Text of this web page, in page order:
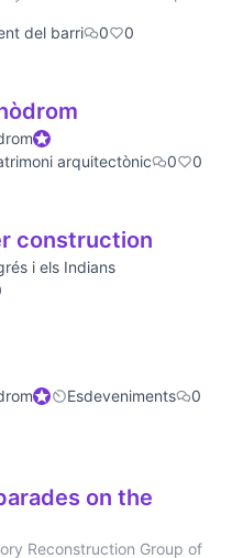
del barri 0 0
Official participant
arquitectònic 0 0
construction
i els Indians
Official participant
Esdeveniments
0
on the
Reconstruction Group of